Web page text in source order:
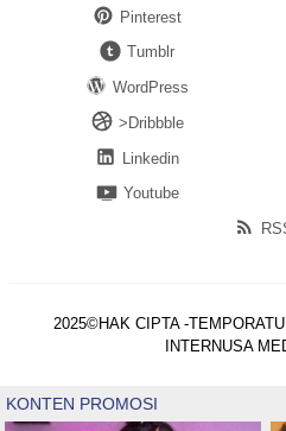
Pinterest
Tumblr
WordPress
>Dribbble
Linkedin
Youtube
2025©HAK CIPTA -
INTERNUSA